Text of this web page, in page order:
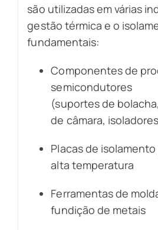
são utilizadas em várias
gestão térmica e o
fundamentais:
Componentes de
semicondutores
(suportes de
de câmara,
Placas de
alta temperatura
Ferramentas de
fundição de metais